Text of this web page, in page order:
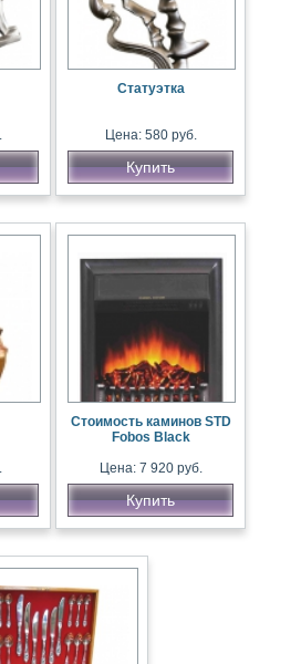
Статуэтка
Цена: 580 руб.
Купить
Стоимость каминов STD
Fobos Black
Цена: 7 920 руб.
Купить